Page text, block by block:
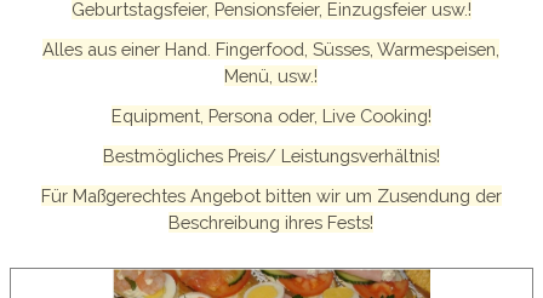
Geburtstagsfeier, Pensionsfeier, Einzugsfeier usw.!
Alles aus einer Hand. Fingerfood, Süsses, Warmespeisen,
Menü, usw.!
Equipment, Persona oder, Live Cooking!
Bestmögliches Preis/ Leistungsverhältnis!
Für Maßgerechtes Angebot bitten wir um Zusendung der
Beschreibung ihres Fests!